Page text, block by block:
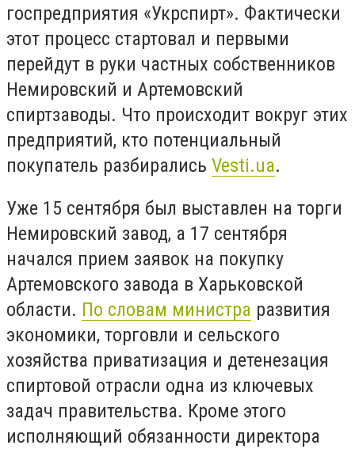
госпредприятия «Укрспирт». Фактически
этот процесс стартовал и первыми
перейдут в руки частных собственников
Немировский и Артемовский
спиртзаводы. Что происходит вокруг этих
предприятий, кто потенциальный
покупатель разбирались Vesti.ua.
Уже 15 сентября был выставлен на торги
Немировский завод, а 17 сентября
начался прием заявок на покупку
Артемовского завода в Харьковской
области. По словам министра развития
экономики, торговли и сельского
хозяйства приватизация и детенезация
спиртовой отрасли одна из ключевых
задач правительства. Кроме этого
исполняющий обязанности директора